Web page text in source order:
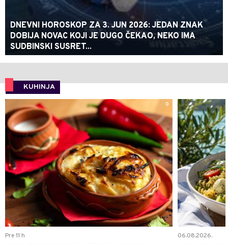
DNEVNI HOROSKOP ZA 3. JUN 2026: JEDAN ZNAK
DOBIJA NOVAC KOJI JE DUGO ČEKAO, NEKO IMA
SUDBINSKI SUSRET...
KUHINJA
0
Pre 11 h 06.08.2026.